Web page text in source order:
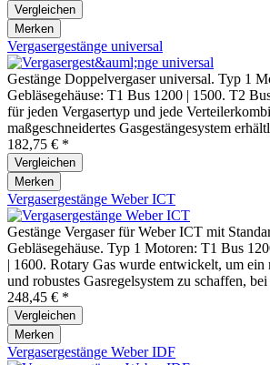
Vergleichen
Merken
Vergasergestänge universal
Gestänge Doppelvergaser universal. Typ 1
Gebläsegehäuse: T1 Bus 1200 | 1500. T2
für jeden Vergasertyp und jede
maßgeschneidertes Gasgestängesystem
182,75 € *
Vergleichen
Merken
Vergasergestänge Weber ICT
Gestänge Vergaser für Weber ICT mit
Gebläsegehäuse. Typ 1 Motoren: T1 Bus
| 1600. Rotary Gas wurde entwickelt, um ein
und robustes Gasregelsystem zu schaffen,
248,45 € *
Vergleichen
Merken
Vergasergestänge Weber IDF